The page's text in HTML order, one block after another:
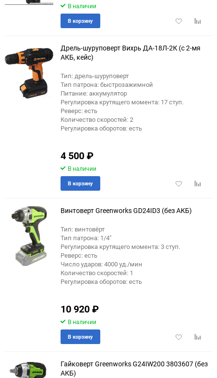
В наличии
Добавить
В корзину
Дрель-шуруповерт Вихрь ДА-18Л-2К (с 2-мя
АКБ, кейс)
Тип: дрель-шуруповерт
Тип патрона: быстрозажимной
Питание: аккумулятор
Регулировка крутящего момента: 17 ступ.
Реверс: есть
Количество скоростей: 2
Регулировка оборотов: есть
4 500₽
В наличии
Добавить
В корзину
Винтоверт Greenworks GD24ID3 (без АКБ)
Тип: винтовёрт
Тип патрона: 1/4"
Регулировка крутящего момента: 3 ступ.
Реверс: есть
Число ударов: 4000 уд./мин
Количество скоростей: 1
Регулировка оборотов: есть
10 920₽
В наличии
Добавить
В корзину
Гайковерт Greenworks G24IW200 3803607 (без
АКБ)